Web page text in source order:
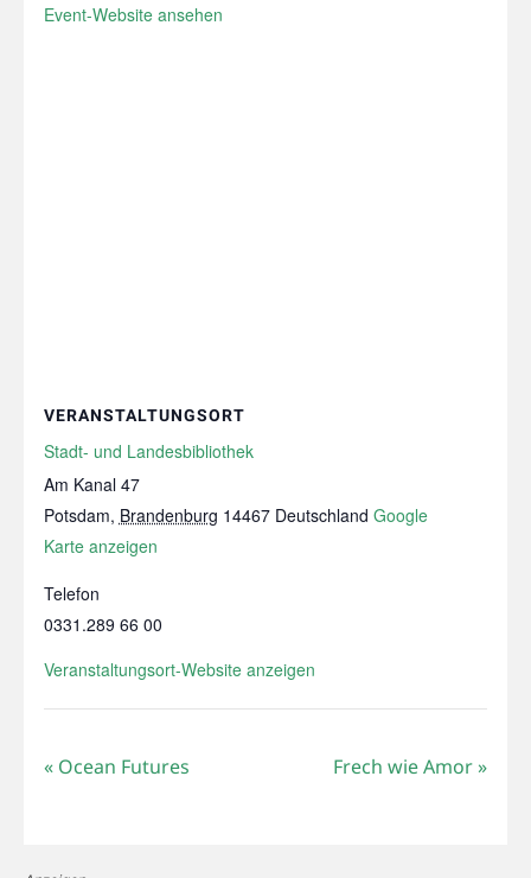
Event-Website ansehen
VERANSTALTUNGSORT
Stadt- und Landesbibliothek
Am Kanal 47
Potsdam, Brandenburg 14467 Deutschland Google
Karte anzeigen
Telefon
0331.289 66 00
Veranstaltungsort-Website anzeigen
«Ocean Futures Frech wie Amor»